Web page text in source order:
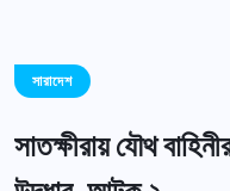
সারাদেশ
সাতক্ষীরায় যৌথ